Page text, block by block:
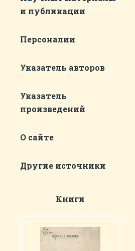
и публикации
Персоналии
Указатель авторов
Указатель
произведений
О сайте
Другие источники
Книги